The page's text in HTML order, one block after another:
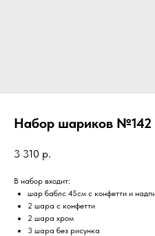
Набор шариков №142
3 310 р.
В набор входит:
шар баблс 45см с конфетти и
2 шара с конфетти
2 шара хром
3 шара без рисунка